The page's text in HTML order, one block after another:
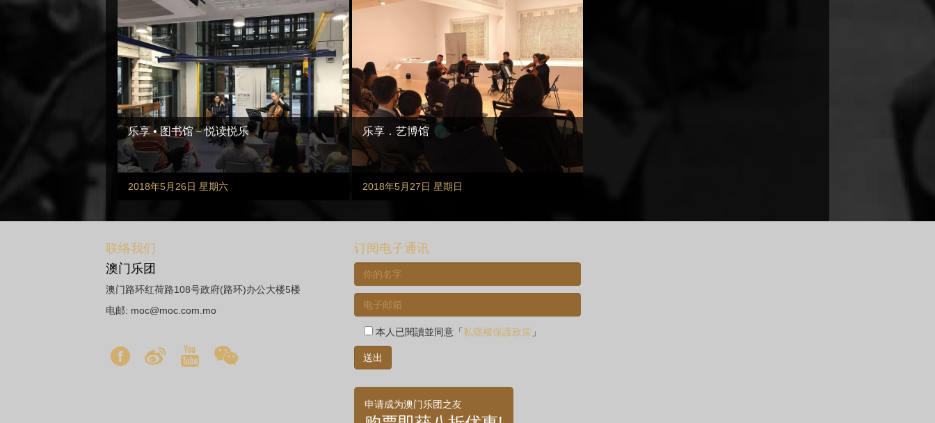
乐享 • 图书馆－悦读悦乐
2018年5月26日 星期六
乐享．艺博馆
2018年5月27日 星期日
联络我们
澳门乐团
澳门路环红荷路108号政府(路环)办公大楼5楼
电邮: moc@moc.com.mo
订阅电子通讯
本人已閱讀並同意「 私隱權保護政策 」
申请成为澳门乐团之友